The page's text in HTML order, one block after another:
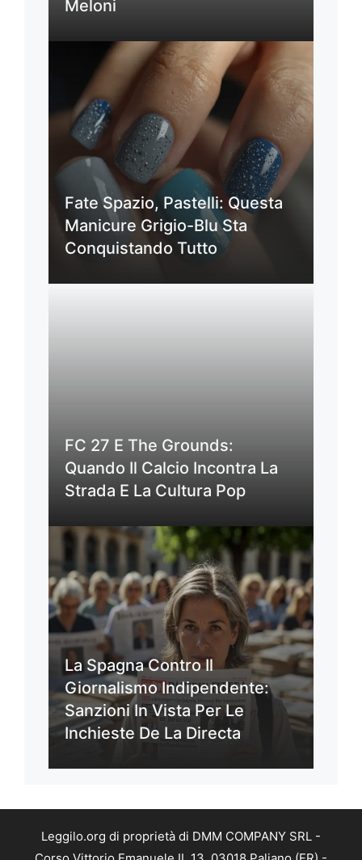
Meloni
Fate Spazio, Pastelli: Questa
Manicure Grigio-Blu Sta
Conquistando Tutto
FC 27 E The Grounds:
Quando Il Calcio Incontra La
Strada E La Cultura Pop
La Spagna Contro Il
Giornalismo Indipendente:
Sanzioni In Vista Per Le
Inchieste De La Directa
Leggilo.org di proprietà di DMM COMPANY SRL -